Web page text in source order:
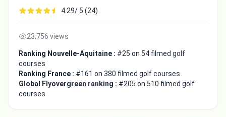
4.29/ 5 (24)
23,756 views
Ranking Nouvelle-Aquitaine : #25 on 54 filmed golf
courses
Ranking France : #161 on 380 filmed golf courses
Global Flyovergreen ranking : #205 on 510 filmed golf
courses